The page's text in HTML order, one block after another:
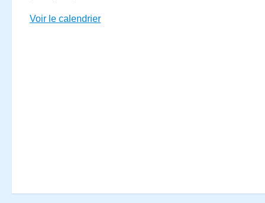
Voir le calendrier